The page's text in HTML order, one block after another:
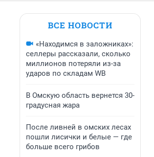
ВСЕ НОВОСТИ
«Находимся в заложниках»:
селлеры рассказали, сколько
миллионов потеряли из-за
ударов по складам WB
В Омскую область вернется 30-
градусная жара
После ливней в омских лесах
пошли лисички и белые — где
больше всего грибов